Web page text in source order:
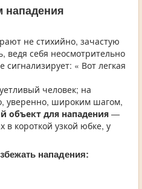
нападения
не стихийно, зачастую
ведя себя неосмотрительно
« Вот легкая
человек; на
уверенно, широким шагом,
объект для нападения —
в короткой узкой юбке, у
нападения: